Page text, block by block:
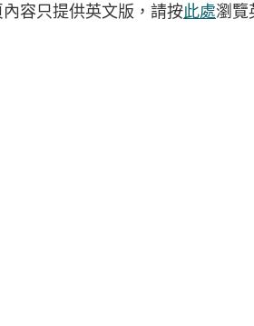
內容只提供英文版，請按此處瀏覽